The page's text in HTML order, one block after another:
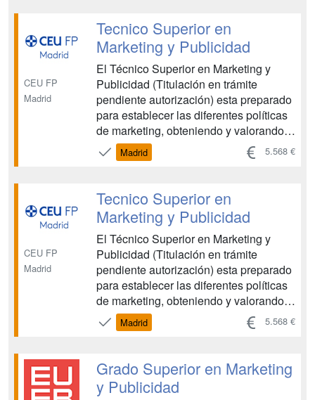
estrategias reales de marketing y
comunicación. Una titulación que form...
CEU FP
Madrid
Tecnico Superior en
Marketing y Publicidad
El Técnico Superior en Marketing y
Publicidad (Titulación en trámite
pendiente autorización) esta preparado
para establecer las diferentes políticas
de marketing, obteniendo y valorando
la información sobre la definición de
productos, precio y competidores tanto
internacional. Además, el alumno
estará cualificado para...
Madrid 5.568 €
CEU FP
Madrid
Tecnico Superior en
Marketing y Publicidad
El Técnico Superior en Marketing y
Publicidad (Titulación en trámite
pendiente autorización) esta preparado
para establecer las diferentes políticas
de marketing, obteniendo y valorando
la información sobre la definición de
productos, precio y competidores tanto
internacional. Además, el alumno
estará cualificado para...
Madrid 5.568 €
Grado Superior en Marketing
y Publicidad